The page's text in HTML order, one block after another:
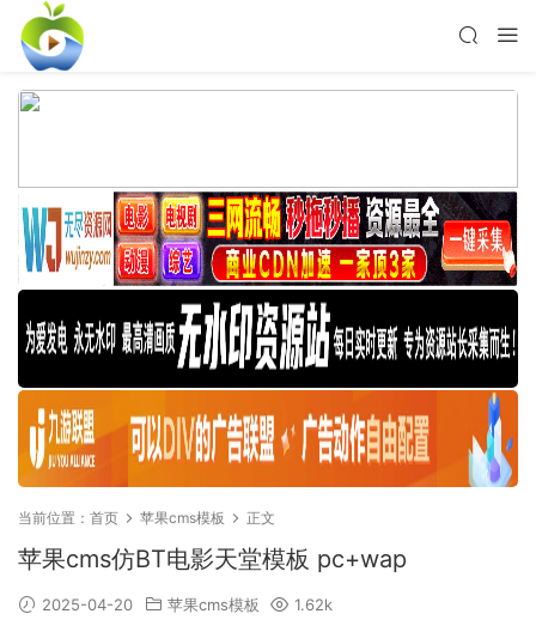
当前位置： 首页 苹果cms模板 正文
苹果cms仿BT电影天堂模板 pc+wap
2025-04-20 苹果cms模板 1.62k